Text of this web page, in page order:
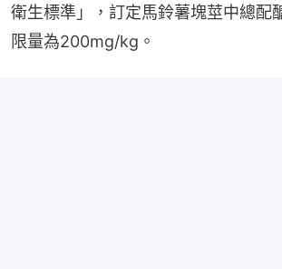
衛生標準」，訂定馬鈴薯塊莖中總配
限量為200mg/kg。